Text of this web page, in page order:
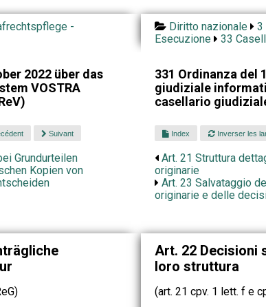
-
Diritto nazionale
3
Esecuzione
33
2022 über das
VOSTRA
331 Ordinanza del
giudiziale
casellario
Suivant
Grundurteilen
Kopien von
Index Inverser les
Art. 21 Struttura
originarie
Art. 23 Salvataggio
originarie e delle
Art. 22 Decisioni
loro struttura
(art. 21 cpv. 1 lett. f e